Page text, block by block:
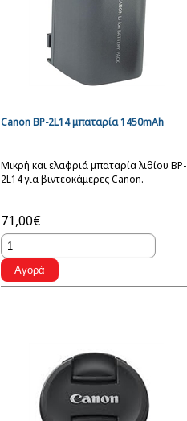
Canon BP-2L14 μπαταρία 1450mAh
Μικρή και ελαφριά μπαταρία λιθίου BP-
2L14 για βιντεοκάμερες Canon.
71,00€